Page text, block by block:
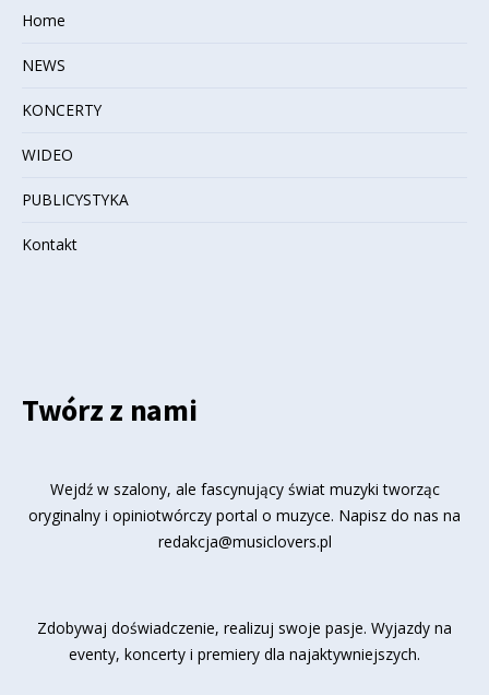
Home
NEWS
KONCERTY
WIDEO
PUBLICYSTYKA
Kontakt
Twórz z nami
Wejdź w szalony, ale fascynujący świat muzyki tworząc
oryginalny i opiniotwórczy portal o muzyce. Napisz do nas na
redakcja@musiclovers.pl
Zdobywaj doświadczenie, realizuj swoje pasje. Wyjazdy na
eventy, koncerty i premiery dla najaktywniejszych.